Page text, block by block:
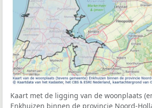
Kaart met de ligging van de woonplaats
Enkhuizen binnen de provincie Noord-